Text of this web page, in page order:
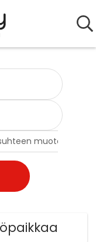
muoto